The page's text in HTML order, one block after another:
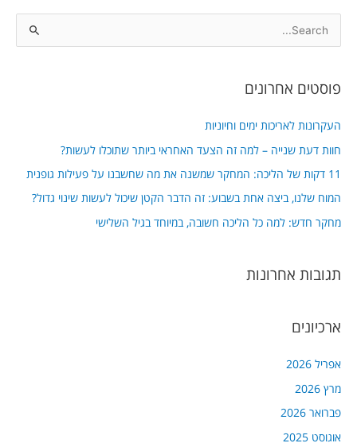
r
o
r
:
פוסטים אחרונים
העקרונות לאריכות ימים וחיוניות
חוות דעת שנייה – למה זה הצעד האחראי ביותר שתוכלו לעשות?
11 דקות של הליכה: המחקר שמשנה את מה שחשבנו על פעילות גופנית
המוח שלנו, ביצה אחת בשבוע: זה הדבר הקטן שיכול לעשות שינוי גדול?
מחקר חדש: למה כל הליכה חשובה, במיוחד בגיל השלישי
תגובות אחרונות
ארכיונים
אפריל 2026
מרץ 2026
פברואר 2026
אוגוסט 2025